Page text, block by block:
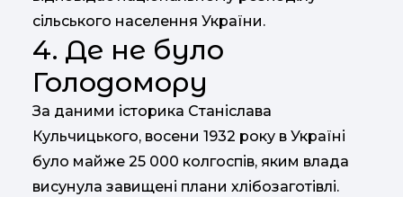
сільського населення України.
4. Де не було
Голодомору
За даними історика Станіслава
Кульчицького, восени 1932 року в Україні
було майже 25 000 колгоспів, яким влада
висунула завищені плани хлібозаготівлі.